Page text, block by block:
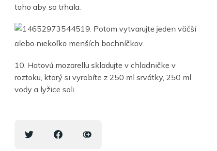
toho aby sa trhala.
9. Potom vytvarujte jeden väčší
alebo niekoľko menších bochníčkov.
10. Hotovú mozarellu skladujte v chladničke v
roztoku, ktorý si vyrobíte z 250 ml srvátky, 250 ml
vody a lyžice soli.